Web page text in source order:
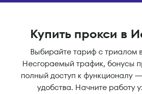
Купить прокси в
Выбирайте тариф с триалом
Несгораемый трафик, бонусы
полный доступ к функционалу
удобства. Начните работу